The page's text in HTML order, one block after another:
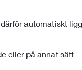
automatiskt
eller på annat sätt